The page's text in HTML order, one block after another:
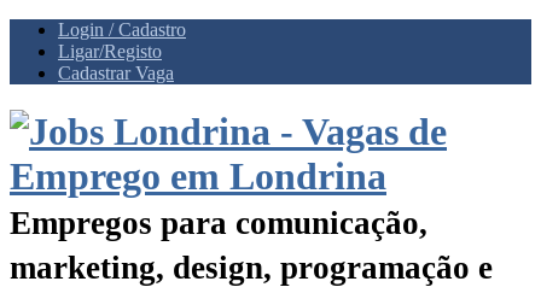
Login / Cadastro
Ligar/Registo
Cadastrar Vaga
Empregos para comunicação,
marketing, design, programação e